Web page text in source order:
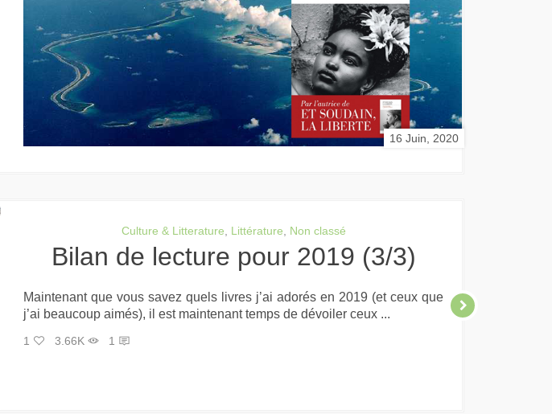
16 Juin, 2020
Culture & Litterature Littérature Non classé
Bilan de lecture pour 2019 (3/3)
Maintenant que vous savez quels livres j’ai adorés en 2019 (et ceux que
j’ai beaucoup aimés), il est maintenant temps de dévoiler ceux ...
1 3.66K 1